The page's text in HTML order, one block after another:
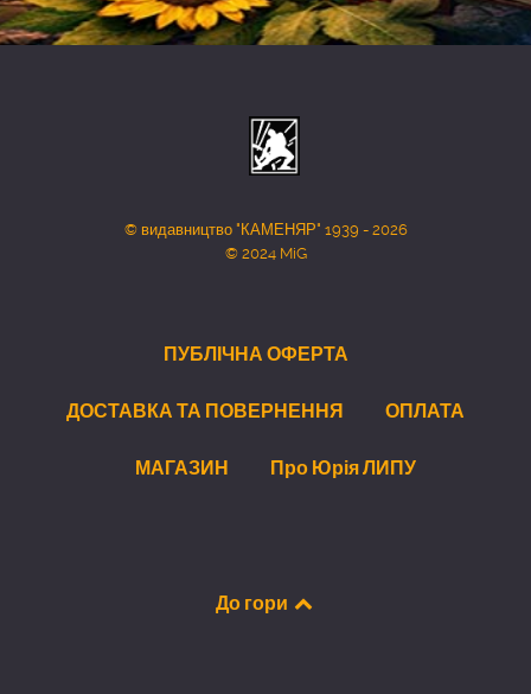
© видавництво "КАМЕНЯР" 1939 - 2026
© 2024 MiG
ПУБЛІЧНА ОФЕРТА
ДОСТАВКА ТА ПОВЕРНЕННЯ ОПЛАТА
МАГАЗИН Про Юрія ЛИПУ
До гори